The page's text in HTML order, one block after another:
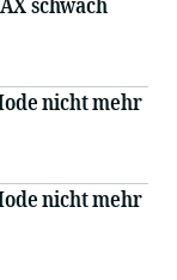
nicht mehr
nicht mehr